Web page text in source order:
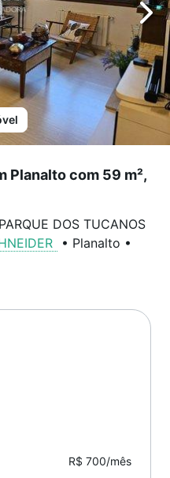
Planalto com 59 m²,
DOS TUCANOS
• Planalto •
R$ 700/mês